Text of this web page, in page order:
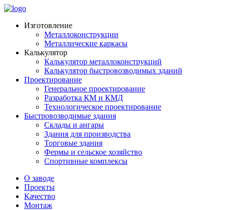
Изготовление
Металлоконструкции
Металлические каркасы
Калькулятор
Калькулятор металлоконструкций
Калькулятор быстровозводимых зданий
Проектирование
Генеральное проектирование
Разработка КМ и КМД
Технологическое проектирование
Быстровозводимые здания
Склады и ангары
Здания для производства
Торговые здания
Фермы и сельское хозяйство
Спортивные комплексы
О заводе
Проекты
Качество
Монтаж